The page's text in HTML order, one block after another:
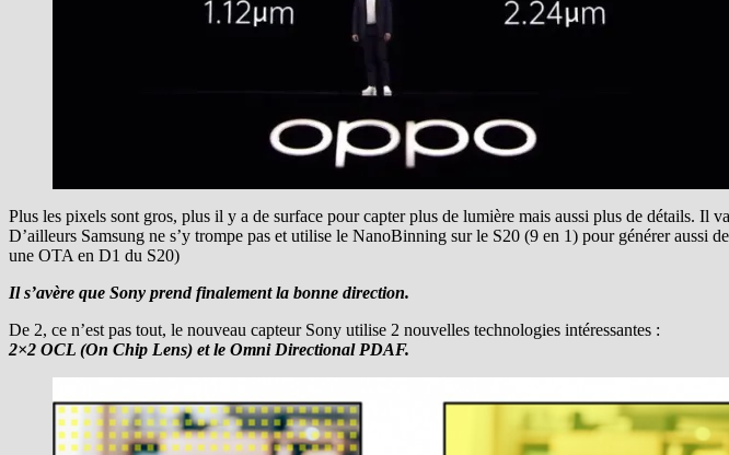
Plus les pixels sont gros, plus il y a de surface pour capter plus de lumière mais aussi plus de détails. Il
D’ailleurs Samsung ne s’y trompe pas et utilise le NanoBinning sur le S20 (9 en 1) pour générer
une OTA en D1 du S20)
Il s’avère que Sony prend finalement la bonne direction.
De 2, ce n’est pas tout, le nouveau capteur Sony utilise 2 nouvelles technologies intéressantes :
2×2 OCL (On Chip Lens) et le Omni Directional PDAF.